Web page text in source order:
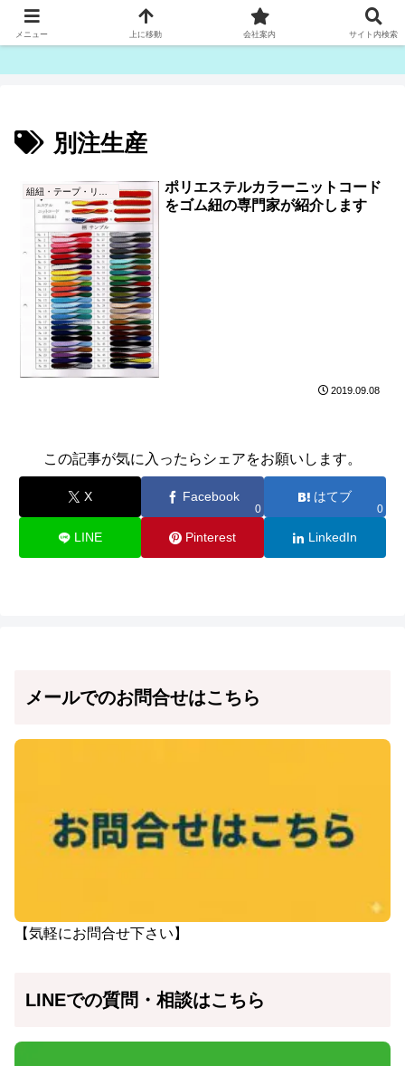
ゴム紐・平ゴム製造販売は津田産業直販部です
別注生産
ポリエステルカラーニットコード
をゴム紐の専門家が紹介します
2019.09.08
この記事が気に入ったらシェアをお願いします。
X Facebook
0
はてブ
0
LINE Pinterest LinkedIn
メールでのお問合せはこちら
【気軽にお問合せ下さい】
LINEでの質問・相談はこちら
メニュー 上に移動 会社案内 サイト内検索